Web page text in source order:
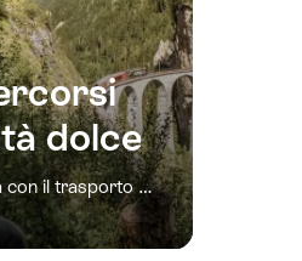
dolce
Perfettamente coordinata con il trasporto pubblico.